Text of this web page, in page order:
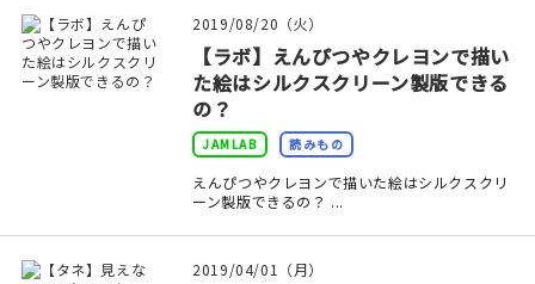
紙
本
はんこ
2019/08/20（火）
【ラボ】えんぴつやクレヨンで描い
た絵はシルクスクリーン製版できる
の？
JAMLAB 読みもの
えんぴつやクレヨンで描いた絵はシルクスクリ
ーン製版できるの？ ...
2019/04/01（月）